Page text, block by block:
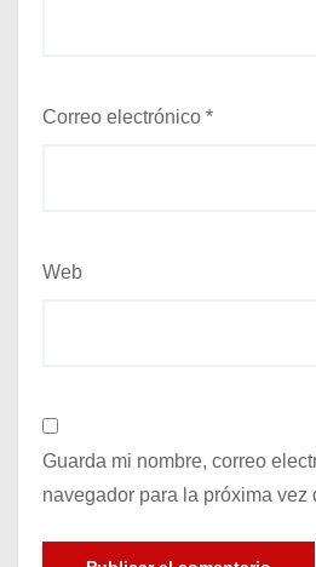
Correo electrónico *
Web
Guarda mi nombre, correo
navegador para la próxima vez